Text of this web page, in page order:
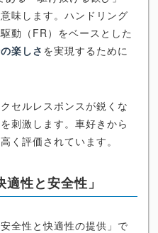
味します。ハンドリング
動（FR）をベースとした
楽しさ を実現するために
セルレスポンスが鋭くな
刺激します。車好きから
く評価されています。
性と安全性」
全性と快適性の提供」で